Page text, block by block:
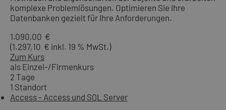
komplexe Problemlösungen. Optimieren Sie Ihre
Datenbanken gezielt für Ihre Anforderungen.
1.090,00 €
(1.297,10 € inkl. 19 % MwSt.)
Zum Kurs
als Einzel-/Firmenkurs
2 Tage
1 Standort
Access - Access und SQL Server